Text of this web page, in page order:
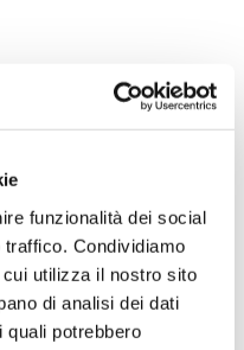
funzionalità dei social
Condividiamo
utilizza il nostro sito
di analisi dei dati
quali potrebbero